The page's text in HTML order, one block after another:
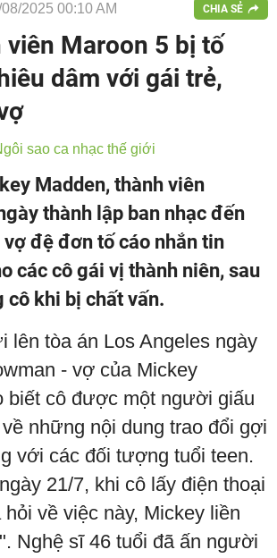
2025 00:10 AM CHIA SẺ
viên Maroon 5 bị tố
dâm với gái trẻ,
sao ca nhạc thế giới
Madden, thành viên
thành lập ban nhạc đến
đệ đơn tố cáo nhắn tin
các cô gái vị thành niên, sau
cô khi bị chất vấn.
lên tòa án Los Angeles ngày
- vợ của Mickey
biết cô được một người giấu
những nội dung trao đổi gợi
với các đối tượng tuổi teen.
21/7, khi cô lấy điện thoại
về việc này, Mickey liền
Nghệ sĩ 46 tuổi đã ấn người